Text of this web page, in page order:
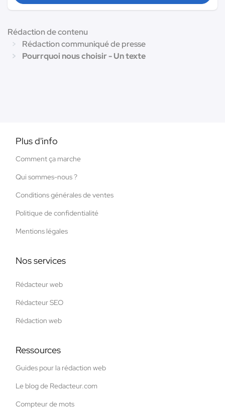
Rédaction de contenu
Rédaction communiqué de presse
Pourrquoi nous choisir - Un texte
Plus d'info
Comment ça marche
Qui sommes-nous ?
Conditions générales de ventes
Politique de confidentialité
Mentions légales
Nos services
Rédacteur web
Rédacteur SEO
Rédaction web
Ressources
Guides pour la rédaction web
Le blog de Redacteur.com
Compteur de mots